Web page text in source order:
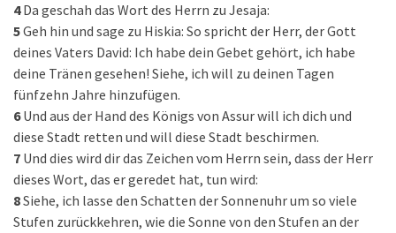
4 Da geschah das Wort des Herrn zu Jesaja:
5Geh hin und sage zu Hiskia: So spricht der Herr, der Gott
deines Vaters David: Ich habe dein Gebet gehört, ich habe
deine Tränen gesehen! Siehe, ich will zu deinen Tagen
fünfzehn Jahre hinzufügen.
6 Und aus der Hand des Königs von Assur will ich dich und
diese Stadt retten und will diese Stadt beschirmen.
7 Und dies wird dir das Zeichen vom Herrn sein, dass der Herr
dieses Wort, das er geredet hat, tun wird:
8Siehe, ich lasse den Schatten der Sonnenuhr um so viele
Stufen zurückkehren, wie die Sonne von den Stufen an der